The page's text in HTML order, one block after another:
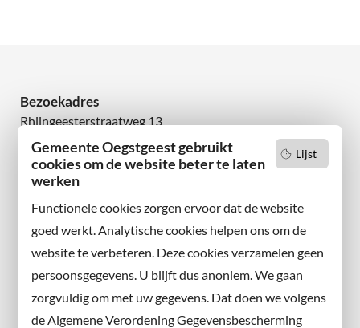
Lijst
Gemeente Oegstgeest gebruikt
cookies om de website beter te laten
werken
Functionele cookies zorgen ervoor dat de website
goed werkt. Analytische cookies helpen ons om de
website te verbeteren. Deze cookies verzamelen geen
persoonsgegevens. U blijft dus anoniem. We gaan
zorgvuldig om met uw gegevens. Dat doen we volgens
de Algemene Verordening Gegevensbescherming
Bezoekadres
Rhijngeesterstraatweg 13
2342 AN Oegstgeest
Wilt u niets missen?
en volg ons ook op sociale media.
Facebook
X
Instagram